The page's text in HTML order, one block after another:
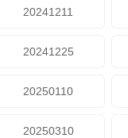
20241211
20241225
20250110
20250310